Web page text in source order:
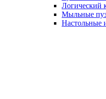
Логический
Мыльные
Настольные